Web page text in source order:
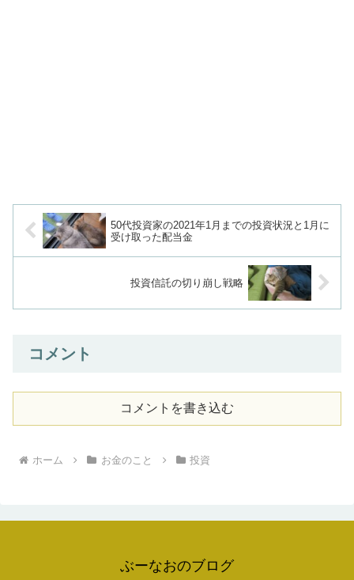
50代投資家の2021年1月までの投資状況と1月に
受け取った配当金
投資信託の切り崩し戦略
コメント
コメントを書き込む
ホーム お金のこと 投資
ぶーなおのブログ